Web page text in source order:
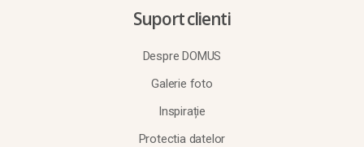
Suport clienti
Despre DOMUS
Galerie foto
Inspirație
Protectia datelor